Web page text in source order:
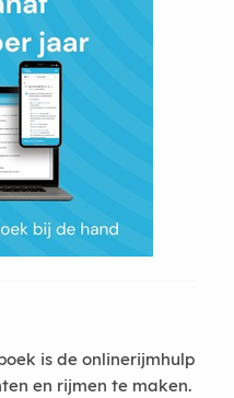
is de onlinerijmhulp
en rijmen te maken.